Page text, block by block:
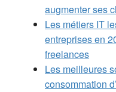
augmenter ses
Les métiers IT
entreprises en
freelances
Les meilleures
consommation